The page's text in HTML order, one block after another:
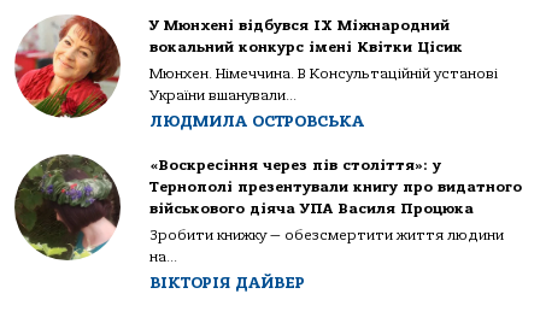
У Мюнхені відбувся IX Міжнародний
вокальний конкурс імені Квітки Цісик
Мюнхен. Німеччина. В Консультаційній установі
України вшанували...
ЛЮДМИЛА ОСТРОВСЬКА
«Воскресіння через пів століття»: у
Тернополі презентували книгу про видатного
військового діяча УПА Василя Процюка
Зробити книжку — обезсмертити життя людини
на...
ВІКТОРІЯ ДАЙВЕР